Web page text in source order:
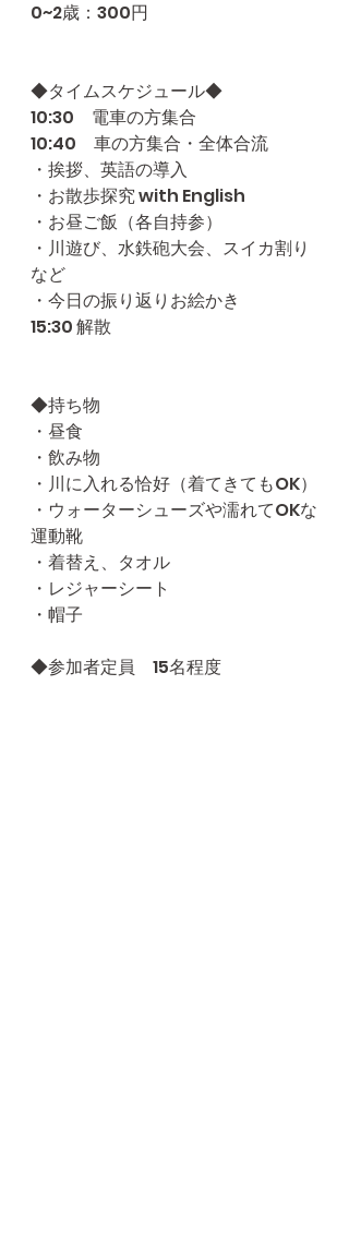
0~2歳：300円
◆タイムスケジュール◆
10:30　電車の方集合
10:40　車の方集合・全体合流
・挨拶、英語の導入
・お散歩探究 with English
・お昼ご飯（各自持参）
・川遊び、水鉄砲大会、スイカ割り
など
・今日の振り返りお絵かき
15:30 解散
◆持ち物
・昼食
・飲み物
・川に入れる恰好（着てきてもOK）
・ウォーターシューズや濡れてOKな
運動靴
・着替え、タオル
・レジャーシート
・帽子
◆参加者定員　15名程度